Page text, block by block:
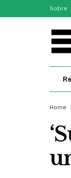
Sobre
Home